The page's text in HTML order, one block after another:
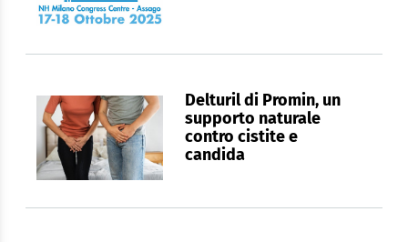
Delturil di Promin, un
supporto naturale
contro cistite e
candida